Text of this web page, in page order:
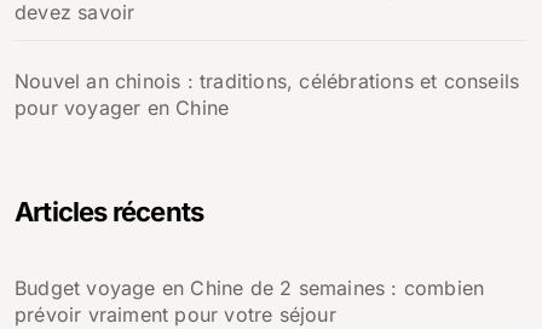
devez savoir
Nouvel an chinois : traditions, célébrations et conseils
pour voyager en Chine
Articles récents
Budget voyage en Chine de 2 semaines : combien
prévoir vraiment pour votre séjour